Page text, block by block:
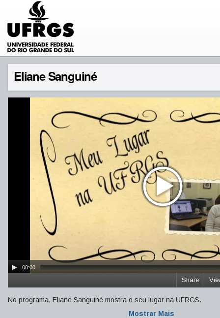
Eliane Sanguiné
00:00
Share
No programa, Eliane Sanguiné mostra o seu lugar na UFRGS.
Mostrar Mais